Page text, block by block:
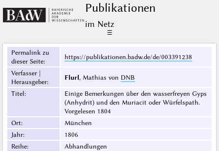
Publikationen
im Netz
☰
Permalink zu
dieser Seite:
https://publikationen.badw.de/de/003391238
Verfasser |
Herausgeber:
Flurl, Mathias von DNB
Titel:
Einige Bemerkungen über den wasserfreyen Gyps
(Anhydrit) und den Muriacit oder Würfelspath.
Vorgelesen 1804
Ort:
München
Jahr:
1806
Reihe:
Abhandlungen